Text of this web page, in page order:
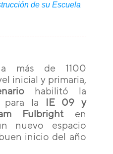
de su Escuela
a más de 1100
inicial y primaria,
habilitó la
para la
IE 09 y
Fulbrighten
nuevo espacio
inicio del año